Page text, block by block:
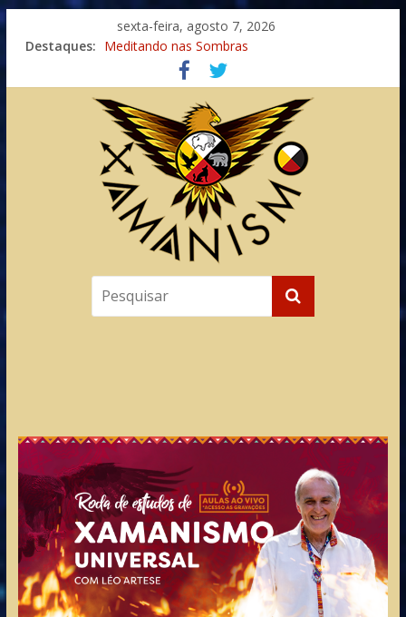
sexta-feira, agosto 7, 2026
Destaques: Meditando nas Sombras
Autosuficiência: A Jornada do Espírito Ancestral
Xamanismo Universal
Totens – Caminho Espiritual – Crescimento
Imaginação na Cura